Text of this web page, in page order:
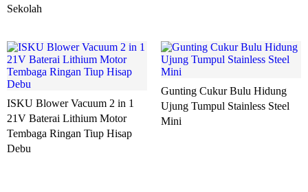
Sekolah
ISKU Blower Vacuum 2 in 1
21V Baterai Lithium Motor
Tembaga Ringan Tiup Hisap
Debu
Gunting Cukur Bulu Hidung
Ujung Tumpul Stainless Steel
Mini